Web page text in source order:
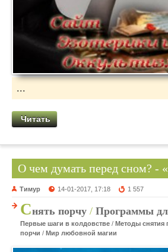
...
Читать
О чем думать перед сном? -
Тимур 14-01-2017, 17:18 1 557
Снять порчу / Программы
Первые шаги в колдовстве / Методы снятия
порчи / Мир любовной магии